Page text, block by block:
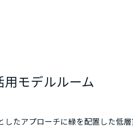
用モデルルーム
たアプローチに緑を配置した低層
山県